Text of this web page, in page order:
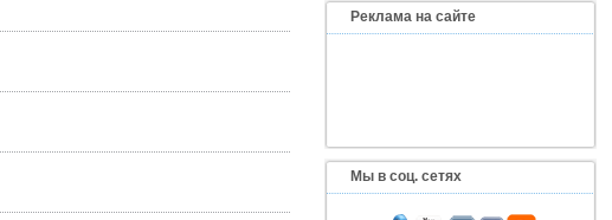
Реклама на сайте
Мы в соц. сетях